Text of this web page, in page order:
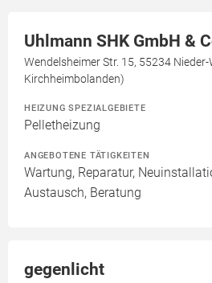
Uhlmann SHK GmbH &
Wendelsheimer Str. 15, 55234
Kirchheimbolanden)
HEIZUNG SPEZIALGEBIETE
Pelletheizung
ANGEBOTENE TÄTIGKEITEN
Wartung, Reparatur,
Austausch, Beratung
gegenlicht